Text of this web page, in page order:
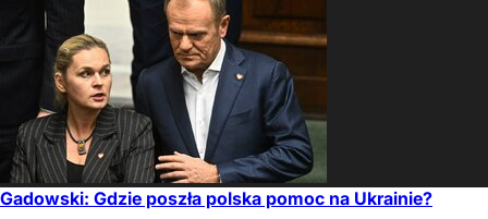
Gadowski: Gdzie poszła polska pomoc na Ukrainie?